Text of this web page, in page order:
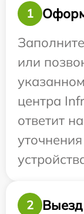
1
или
центра
ответит
2